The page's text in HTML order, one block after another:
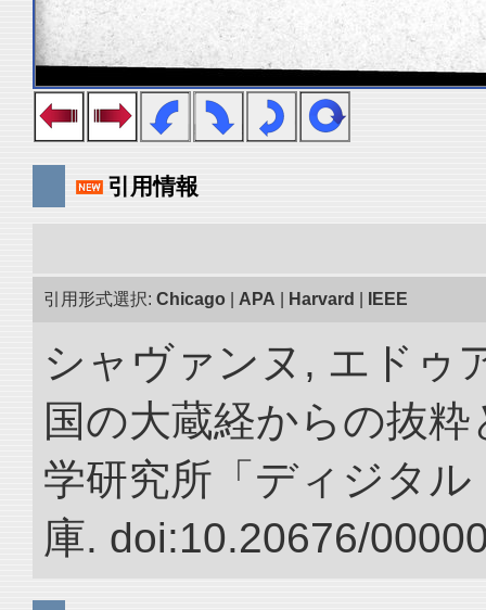
引用情報
引用形式選択: Chicago APA Harvard IEEE
シャヴァンヌ, エドゥ
国の大蔵経からの抜
学研究所「ディジタ
庫. doi:10.20676/